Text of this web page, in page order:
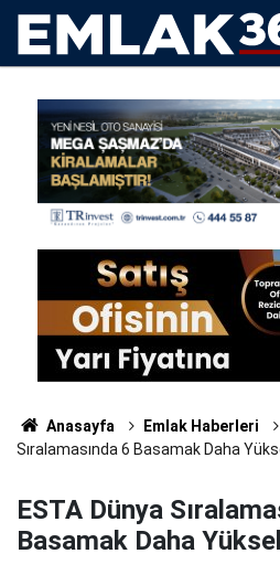
Anasayfa Emlak Haberleri
Sıralamasında 6 Basamak Daha
ESTA Dünya
Basamak Daha